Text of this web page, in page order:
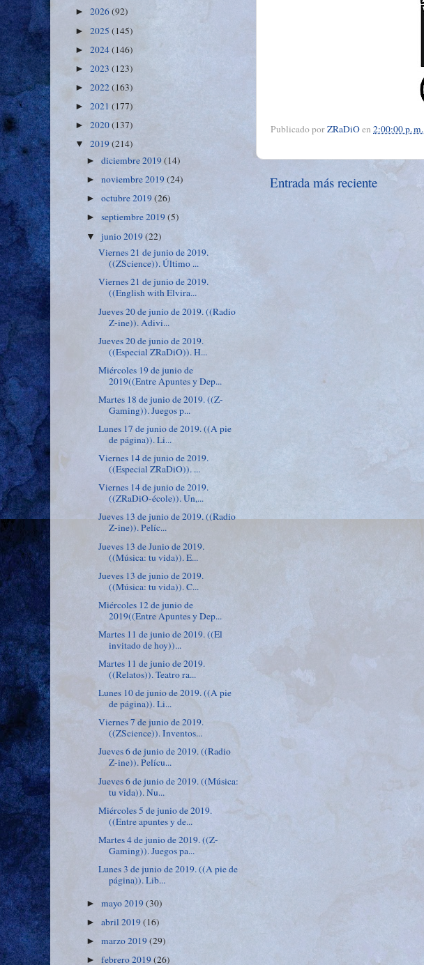
Publicado porZRaDiOen 2:00:00 p. m.
Entrada más reciente
► 2026(92)
► 2025 (145)
► 2024(146)
► 2023 (123)
► 2022(163)
► 2021 (177)
► 2020(137)
▼ 2019(214)
►diciembre 2019(14)
►noviembre 2019(24)
►octubre 2019(26)
►septiembre 2019(5)
▼junio 2019(22)
Viernes 21 de junio de 2019.
((ZScience)). Último ...
Viernes 21 de junio de 2019.
((English with Elvira...
Jueves 20 de junio de 2019. ((Radio
Z-ine)). Adivi...
Jueves 20 de junio de 2019.
((Especial ZRaDiO)). H...
Miércoles 19 de junio de
2019((Entre Apuntes y Dep...
Martes 18 de junio de 2019. ((Z-
Gaming)). Juegos p...
Lunes 17 de junio de 2019. ((A pie
de página)). Li...
Viernes 14 de junio de 2019.
((Especial ZRaDiO)). ...
Viernes 14 de junio de 2019.
((ZRaDiO-école)). Un,...
Jueves 13 de junio de 2019. ((Radio
Z-ine)). Pelíc...
Jueves 13 de Junio de 2019.
((Música: tu vida)). E...
Jueves 13 de junio de 2019.
((Música: tu vida)). C...
Miércoles 12 de junio de
2019((Entre Apuntes y Dep...
Martes 11 de junio de 2019. ((El
invitado de hoy))...
Martes 11 de junio de 2019.
((Relatos)). Teatro ra...
Lunes 10 de junio de 2019. ((A pie
de página)). Li...
Viernes 7 de junio de 2019.
((ZScience)). Inventos...
Jueves 6 de junio de 2019. ((Radio
Z-ine)). Pelícu...
Jueves 6 de junio de 2019. ((Música:
tu vida)). Nu...
Miércoles 5 de junio de 2019.
((Entre apuntes y de...
Martes 4 de junio de 2019. ((Z-
Gaming)). Juegos pa...
Lunes 3 de junio de 2019. ((A pie de
página)). Lib...
►mayo 2019(30)
►abril 2019(16)
►marzo 2019(29)
►febrero 2019(26)